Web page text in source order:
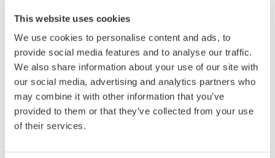
This website uses cookies
We use cookies to personalise content and ads, to
provide social media features and to analyse our traffic.
We also share information about your use of our site with
our social media, advertising and analytics partners who
may combine it with other information that you’ve
provided to them or that they’ve collected from your use
of their services.
PR720, but can a CT with a rated secondary-side